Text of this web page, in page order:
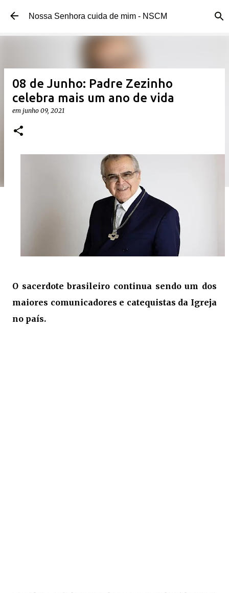
Pular para o conteúdo principal
Nossa Senhora cuida de mim - NSCM
08 de Junho: Padre Zezinho
celebra mais um ano de vida
em junho 09, 2021
O sacerdote brasileiro continua sendo um dos
maiores comunicadores e catequistas da Igreja
no país.